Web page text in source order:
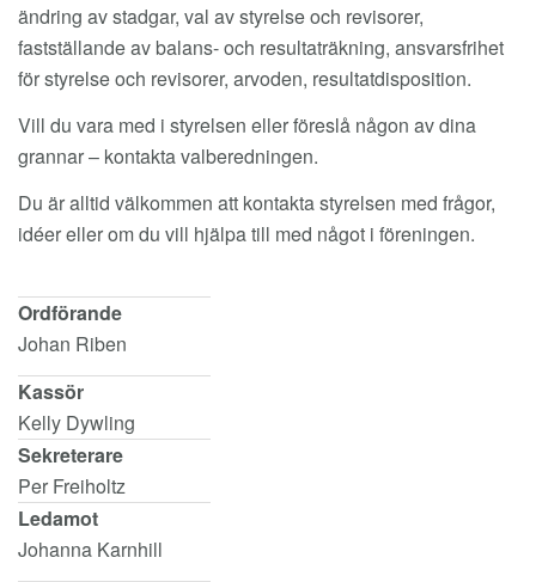
ändring av stadgar, val av styrelse och revisorer,
fastställande av balans- och resultaträkning, ansvarsfrihet
för styrelse och revisorer, arvoden, resultatdisposition.
Vill du vara med i styrelsen eller föreslå någon av dina
grannar – kontakta valberedningen.
Du är alltid välkommen att kontakta styrelsen med frågor,
idéer eller om du vill hjälpa till med något i föreningen.
Ordförande
Johan Riben
Kassör
Kelly Dywling
Sekreterare
Per Freiholtz
Ledamot
Johanna Karnhill